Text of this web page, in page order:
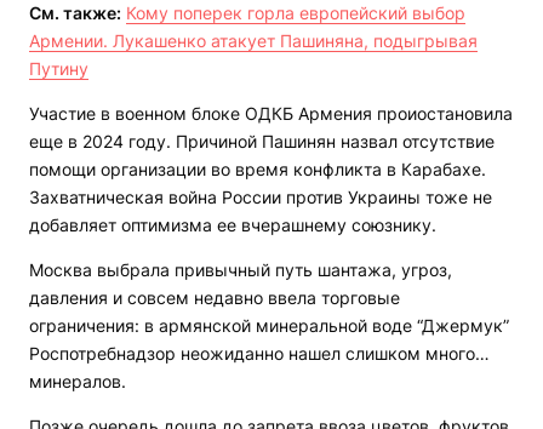
См. также: Кому поперек горла европейский выбор
Армении. Лукашенко атакует Пашиняна, подыгрывая
Путину
Участие в военном блоке ОДКБ Армения проиостановила
еще в 2024 году. Причиной Пашинян назвал отсутствие
помощи организации во время конфликта в Карабахе.
Захватническая война России против Украины тоже не
добавляет оптимизма ее вчерашнему союзнику.
Москва выбрала привычный путь шантажа, угроз,
давления и совсем недавно ввела торговые
ограничения: в армянской минеральной воде “Джермук”
Роспотребнадзор неожиданно нашел слишком много…
минералов.